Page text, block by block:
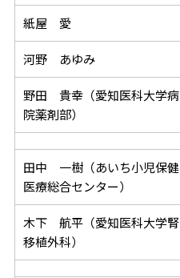
紙屋 愛
河野 あゆみ
野田 貴幸（愛知医科大学病
院薬剤部）
田中 一樹（あいち小児保健
医療総合センター）
木下 航平（愛知医科大学腎
移植外科）